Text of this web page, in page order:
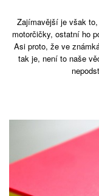
Zajímavější je však
motorčičky, ostatní ho
Asi proto, že ve
tak je, není to naše